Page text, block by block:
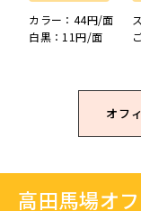
カラー：44円/面
白黒：11円/面
オフ
高田馬場オ